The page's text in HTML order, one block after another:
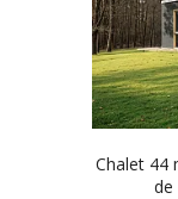
Chalet 44
de